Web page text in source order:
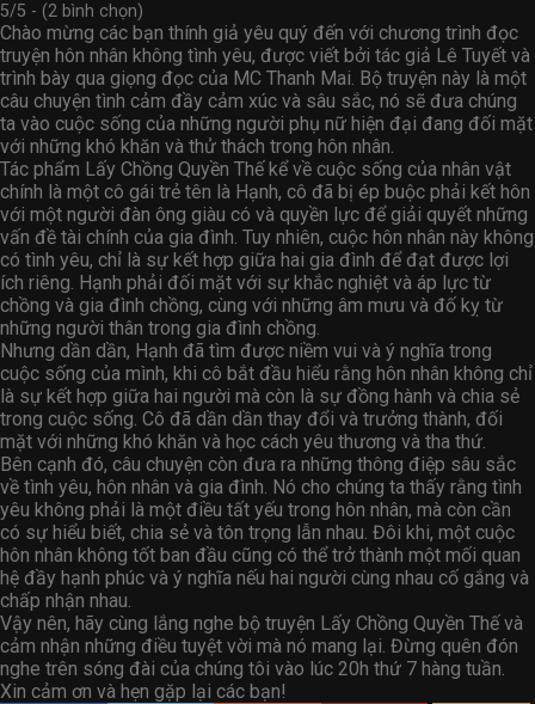
5/5 - (2 bình chọn)
Chào mừng các bạn thính giả yêu quý đến với chương trình đọc
truyện hôn nhân không tình yêu, được viết bởi tác giả Lê Tuyết và
trình bày qua giọng đọc của MC Thanh Mai. Bộ truyện này là một
câu chuyện tình cảm đầy cảm xúc và sâu sắc, nó sẽ đưa chúng
ta vào cuộc sống của những người phụ nữ hiện đại đang đối mặt
với những khó khăn và thử thách trong hôn nhân.
Tác phẩm Lấy Chồng Quyền Thế kể về cuộc sống của nhân vật
chính là một cô gái trẻ tên là Hạnh, cô đã bị ép buộc phải kết hôn
với một người đàn ông giàu có và quyền lực để giải quyết những
vấn đề tài chính của gia đình. Tuy nhiên, cuộc hôn nhân này không
có tình yêu, chỉ là sự kết hợp giữa hai gia đình để đạt được lợi
ích riêng. Hạnh phải đối mặt với sự khắc nghiệt và áp lực từ
chồng và gia đình chồng, cùng với những âm mưu và đố kỵ từ
những người thân trong gia đình chồng.
Nhưng dần dần, Hạnh đã tìm được niềm vui và ý nghĩa trong
cuộc sống của mình, khi cô bắt đầu hiểu rằng hôn nhân không chỉ
là sự kết hợp giữa hai người mà còn là sự đồng hành và chia sẻ
trong cuộc sống. Cô đã dần dần thay đổi và trưởng thành, đối
mặt với những khó khăn và học cách yêu thương và tha thứ.
Bên cạnh đó, câu chuyện còn đưa ra những thông điệp sâu sắc
về tình yêu, hôn nhân và gia đình. Nó cho chúng ta thấy rằng tình
yêu không phải là một điều tất yếu trong hôn nhân, mà còn cần
có sự hiểu biết, chia sẻ và tôn trọng lẫn nhau. Đôi khi, một cuộc
hôn nhân không tốt ban đầu cũng có thể trở thành một mối quan
hệ đầy hạnh phúc và ý nghĩa nếu hai người cùng nhau cố gắng và
chấp nhận nhau.
Vậy nên, hãy cùng lắng nghe bộ truyện Lấy Chồng Quyền Thế và
cảm nhận những điều tuyệt vời mà nó mang lại. Đừng quên đón
nghe trên sóng đài của chúng tôi vào lúc 20h thứ 7 hàng tuần.
Xin cảm ơn và hẹn gặp lại các bạn!